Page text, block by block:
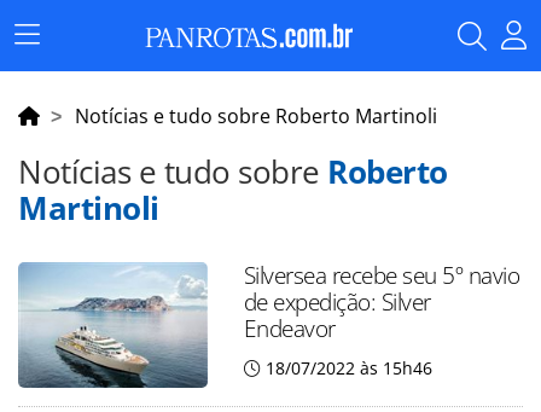
Menu
Principal
Notícias e tudo sobre Roberto Martinoli
Notícias e tudo sobre Roberto
Martinoli
Silversea recebe seu 5º navio
de expedição: Silver
Endeavor
18/07/2022 às 15h46